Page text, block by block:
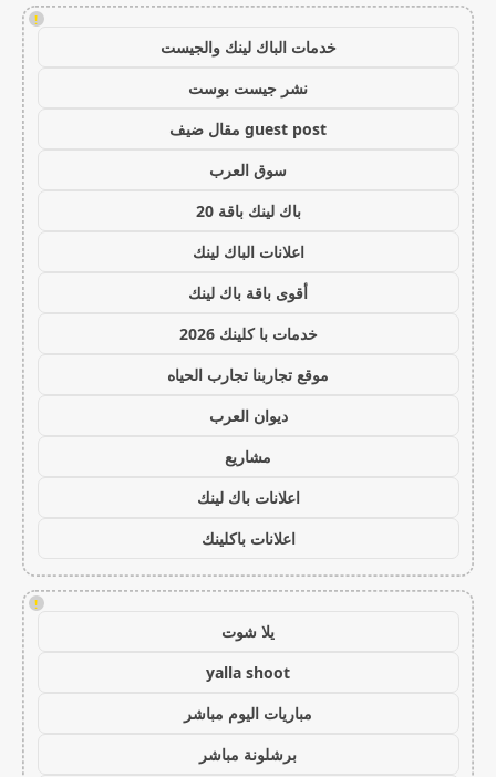
!
خدمات الباك لينك والجيست
نشر جيست بوست
guest post مقال ضيف
سوق العرب
باك لينك باقة 20
اعلانات الباك لينك
أقوى باقة باك لينك
خدمات با كلينك 2026
موقع تجاربنا تجارب الحياه
ديوان العرب
مشاريع
اعلانات باك لينك
اعلانات باكلينك
!
يلا شوت
yalla shoot
مباريات اليوم مباشر
برشلونة مباشر